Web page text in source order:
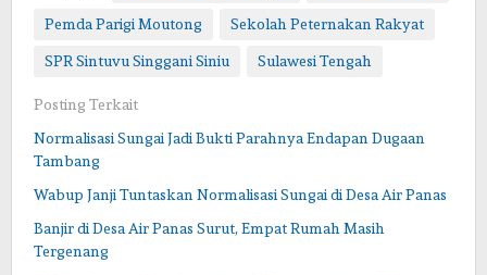
Pemda Parigi Moutong Sekolah Peternakan Rakyat
SPR Sintuvu Singgani Siniu Sulawesi Tengah
Posting Terkait
Normalisasi Sungai Jadi Bukti Parahnya Endapan Dugaan
Tambang
Wabup Janji Tuntaskan Normalisasi Sungai di Desa Air Panas
Banjir di Desa Air Panas Surut, Empat Rumah Masih
Tergenang